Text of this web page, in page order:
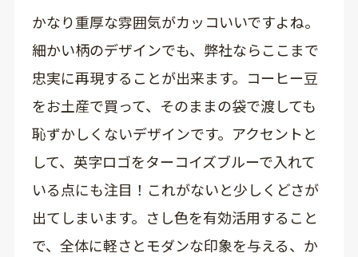
かなり重厚な雰囲気がカッコいいですよね。
細かい柄のデザインでも、弊社ならここまで
忠実に再現することが出来ます。コーヒー豆
をお土産で買って、そのままの袋で渡しても
恥ずかしくないデザインです。アクセントと
して、英字ロゴをターコイズブルーで入れて
いる点にも注目！これがないと少しくどさが
出てしまいます。さし色を有効活用すること
で、全体に軽さとモダンな印象を与える、か